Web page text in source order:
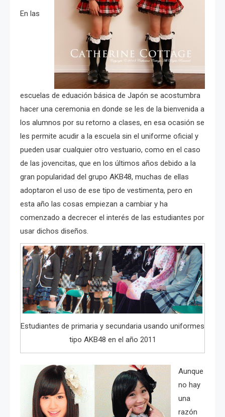
En las
escuelas de eduación básica de Japón se acostumbra
hacer una ceremonia en donde se les de la bienvenida a
los alumnos por su retorno a clases, en esa ocasión se
les permite acudir a la escuela sin el uniforme oficial y
pueden usar cualquier otro vestuario, como en el caso
de las jovencitas, que en los últimos años debido a la
gran popularidad del grupo AKB48, muchas de ellas
adoptaron el uso de ese tipo de vestimenta, pero en
esta año las cosas empiezan a cambiar y ha
comenzado a decrecer el interés de las estudiantes por
usar dichos diseños.
Estudiantes de primaria y secundaria usando uniformes
tipo AKB48 en el año 2011
Aunque
no hay
una
razón